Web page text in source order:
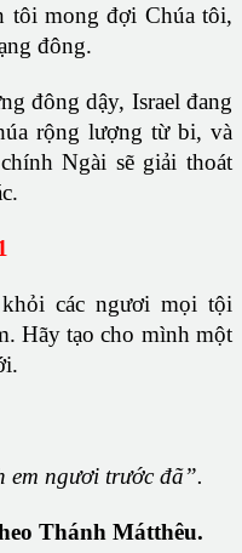
tôi mong đợi Chúa tôi,
đông.
đông dậy, Israel đang
rộng lượng từ bi, và
Ngài sẽ giải thoát
các ngươi mọi tội
Hãy tạo cho mình một
em ngươi trước đã”.
Thánh Mátthêu.